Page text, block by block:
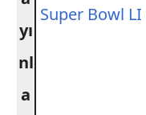
yı
nl
a
Super Bowl